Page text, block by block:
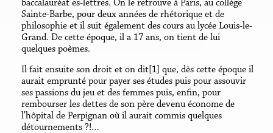
baccalauréat es-lettres. On le retrouve à Paris, au collège
Sainte-Barbe, pour deux années de rhétorique et de
philosophie et il suit également des cours au lycée Louis-le-
Grand. De cette époque, il a 17 ans, on tient de lui
quelques poèmes.
Il fait ensuite son droit et on dit[1] que, dès cette époque il
aurait emprunté pour payer ses études puis pour assouvir
ses passions du jeu et des femmes puis, enfin, pour
rembourser les dettes de son père devenu économe de
l’hôpital de Perpignan où il aurait commis quelques
détournements ?!…